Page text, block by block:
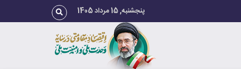
پنجشنبه, 15 مرداد 1405